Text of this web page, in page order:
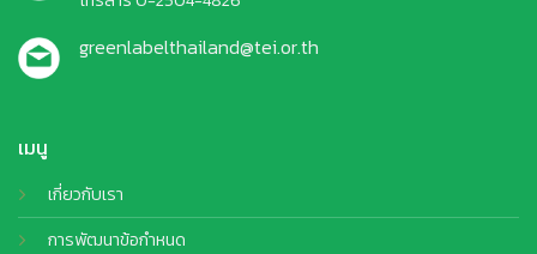
เมนู
เกี่ยวกับเรา
การพัฒนาข้อกำหนด
greenlabelthailand@tei.or.th